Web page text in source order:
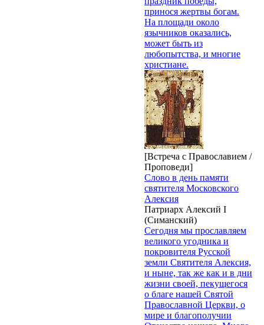
принося жертвы богам.
На площади около
язычников оказались,
может быть из
любопытства, и многие
христиане.
[Встреча с Православием /
Проповеди]
Слово в день памяти
святителя Московского
Алексия
Патриарх Алексий I
(Симанский)
Сегодня мы прославляем
великого угодника и
покровителя Русской
земли Святителя Алексия,
и ныне, так же как и в дни
жизни своей, пекущегося
о благе нашей Святой
Православной Церкви, о
мире и благополучии